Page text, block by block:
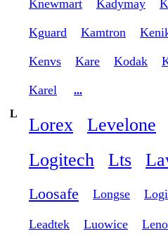
Knewmart Kadymay
Kguard Kamtron
Kenvs Kare Kodak
Karel
...
L
Lorex Levelone
Logitech
Lts
Loosafe Longse
Leadtek Luowice